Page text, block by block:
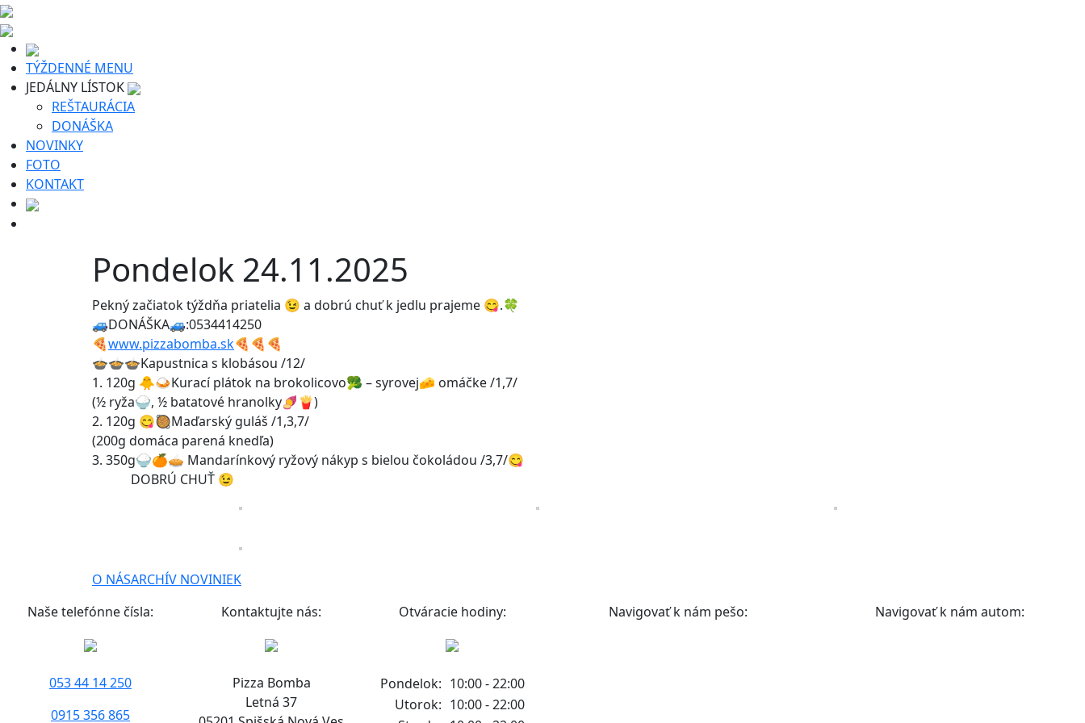
TÝŽDENNÉ MENU
JEDÁLNY LÍSTOK
REŠTAURÁCIA
DONÁŠKA
NOVINKY
FOTO
KONTAKT
Pondelok 24.11.2025
Pekný začiatok týždňa priatelia 😉 a dobrú chuť k jedlu prajeme 😋.🍀
🚙DONÁŠKA🚙:0534414250
🍕www.pizzabomba.sk🍕🍕🍕
🍲🍲🍲Kapustnica s klobásou /12/
1. 120g 🐥🍛Kurací plátok na brokolicovo🥦 – syrovej🧀 omáčke /1,7/
(½ ryža🍚, ½ batatové hranolky🍠🍟)
2. 120g 😋🥘Maďarský guláš /1,3,7/
(200g domáca parená knedľa)
3. 350g🍚🍊🥧 Mandarínkový ryžový nákyp s bielou čokoládou /3,7/😋
DOBRÚ CHUŤ 😉
O NÁSARCHÍV NOVINIEK
Naše telefónne čísla:
053 44 14 250
0915 356 865
Kontaktujte nás:
Pizza Bomba
Letná 37
Otváracie hodiny:
Pondelok: 10:00 - 22:00
Utorok: 10:00 - 22:00
Navigovať k nám pešo: Navigovať k nám autom: